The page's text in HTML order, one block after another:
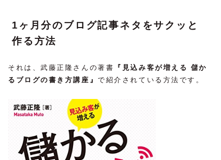
1ヶ月分のブログ記事ネタをサクッと
作る方法
それは、武藤正隆さんの著書
『見込み客が増える 儲か
るブログの書き方講座』 で紹介されている方法です。